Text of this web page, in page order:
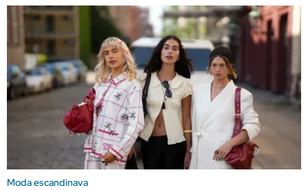
Moda escandinava